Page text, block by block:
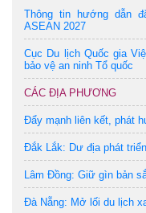
Thông tin hướng dẫn
ASEAN 2027
Cục Du lịch Quốc gia
bảo vệ an ninh Tổ quốc
CÁC ĐỊA PHƯƠNG
Đẩy mạnh liên kết, phát
Đắk Lắk: Dư địa phát
Lâm Đồng: Giữ gìn bản
Đà Nẵng: Mở lối du lịch